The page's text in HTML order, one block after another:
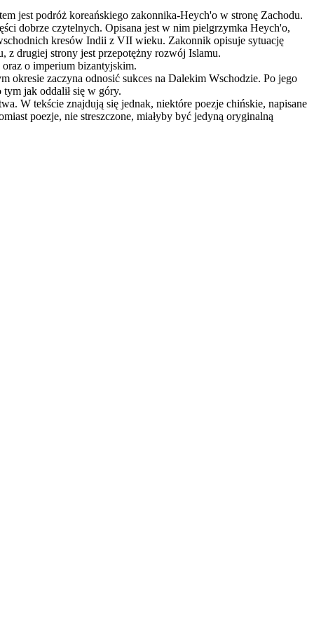
jest podróż koreańskiego zakonnika-Heych'o w stronę Zachodu.
dobrze czytelnych. Opisana jest w nim pielgrzymka Heych'o,
kresów Indii z VII wieku. Zakonnik opisuje sytuację
z drugiej strony jest przepotężny rozwój Islamu.
o imperium bizantyjskim.
zaczyna odnosić sukces na Dalekim Wschodzie. Po jego
jak oddalił się w góry.
W tekście znajdują się jednak, niektóre poezje chińskie, napisane
poezje, nie streszczone, miałyby być jedyną oryginalną